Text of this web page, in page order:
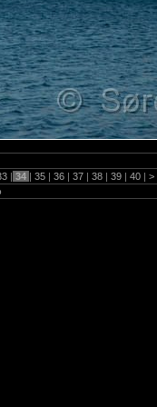
| 34 | 35 | 36 | 37 | 38 | 39 | 40 | >